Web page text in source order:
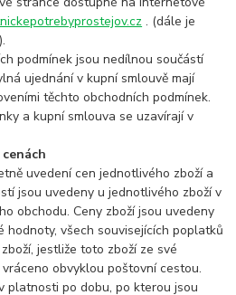
. (dále je
podmínek jsou nedílnou součástí
ujednání v kupní smlouvě mají
těchto obchodních podmínek.
a kupní smlouva se uzavírají v
uvedení cen jednotlivého zboží a
jsou uvedeny u jednotlivého zboží v
obchodu. Ceny zboží jsou uvedeny
hodnoty, všech souvisejících poplatků
jestliže toto zboží ze své
obvyklou poštovní cestou.
platnosti po dobu, po kterou jsou